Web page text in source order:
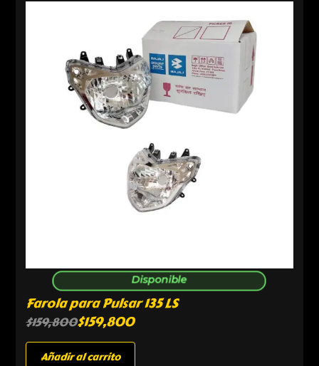
Disponible
Farola para Pulsar 135 LS
$159,800$159,800
Añadir al carrito